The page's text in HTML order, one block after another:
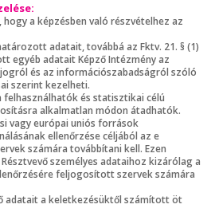
hogy a képzésben való részvételhez az
adatait, továbbá az Fktv. 21. § (1)
egyéb adatait Képző Intézmény az
és az információszabadságról szóló
szerint kezelheti.
és statisztikai célú
alkalmatlan módon átadhatók.
vagy európai uniós források
ellenőrzése céljából az e
számára továbbítani kell. Ezen
személyes adataihoz kizárólag a
feljogosított szervek számára
adatait a keletkezésüktől számított öt